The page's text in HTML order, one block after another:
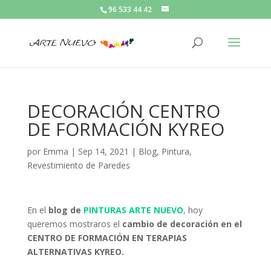
96 533 44 42
DECORACIÓN CENTRO
DE FORMACIÓN KYREO
por Emma | Sep 14, 2021 | Blog, Pintura,
Revestimiento de Paredes
En el blog de PINTURAS ARTE NUEVO, hoy
queremos mostraros el cambio de decoración en el
CENTRO DE FORMACIÓN EN TERAPIAS
ALTERNATIVAS KYREO.